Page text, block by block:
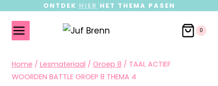
ONTDEK HIER HET THEMA PASEN
0
Home / Lesmateriaal / Groep 8 / TAAL ACTIEF
WOORDEN BATTLE GROEP 8 THEMA 4